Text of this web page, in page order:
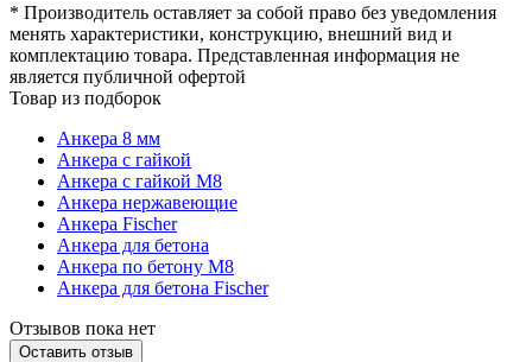
* Производитель оставляет за собой право без уведомления
менять характеристики, конструкцию, внешний вид и
комплектацию товара. Представленная информация не
является публичной офертой
Товар из подборок
Анкера 8 мм
Анкера с гайкой
Анкера с гайкой М8
Анкера нержавеющие
Анкера Fischer
Анкера для бетона
Анкера по бетону М8
Анкера для бетона Fischer
Отзывов пока нет
Оставить отзыв